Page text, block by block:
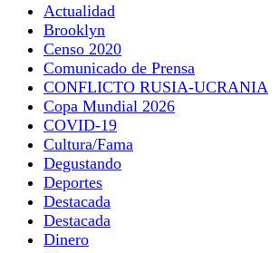
Actualidad
Brooklyn
Censo 2020
Comunicado de Prensa
CONFLICTO RUSIA-UCRANIA
Copa Mundial 2026
COVID-19
Cultura/Fama
Degustando
Deportes
Destacada
Destacada
Dinero